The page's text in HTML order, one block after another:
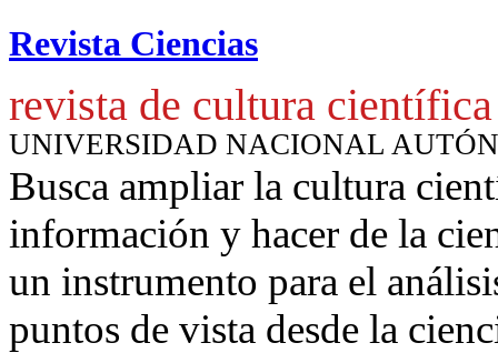
Revista Ciencias
revista de cultura científica
UNIVERSIDAD NACIONAL
Busca ampliar la cultura
información y hacer de la
un instrumento para el
puntos de vista desde la